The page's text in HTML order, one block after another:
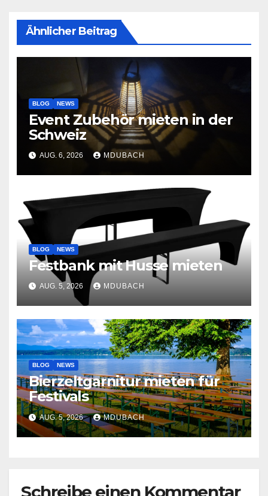
Ähnlicher Beitrag
BLOG NEWS
Event Zubehör mieten in der
Schweiz
AUG. 6, 2026 MDUBACH
BLOG NEWS
Festbank mit Husse mieten
AUG. 5, 2026 MDUBACH
BLOG NEWS
Bierzeltgarnitur mieten für
Festivals
AUG. 5, 2026 MDUBACH
Schreibe einen Kommentar